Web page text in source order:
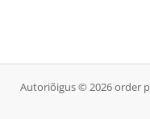
Autoriõigus © 2026 order